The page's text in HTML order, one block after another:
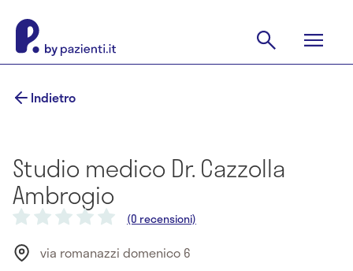
Indietro
Studio medico Dr. Cazzolla
Ambrogio
(0 recensioni)
via romanazzi domenico 6